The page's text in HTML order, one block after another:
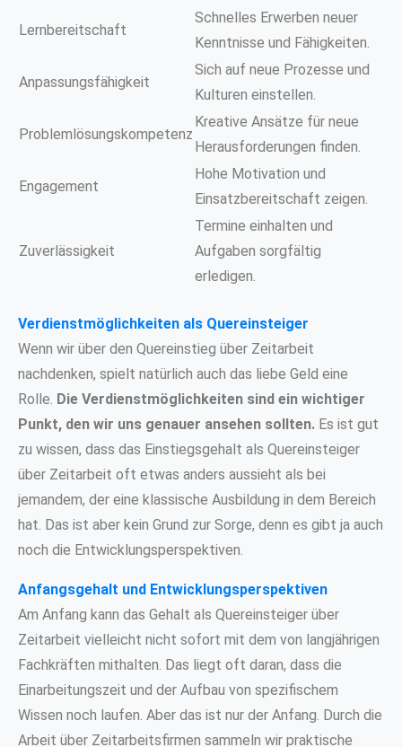
Lernbereitschaft
Schnelles Erwerben neuer
Kenntnisse und Fähigkeiten.
Anpassungsfähigkeit
Sich auf neue Prozesse und
Kulturen einstellen.
Problemlösungskompetenz
Kreative Ansätze für neue
Herausforderungen finden.
Engagement
Hohe Motivation und
Einsatzbereitschaft zeigen.
Zuverlässigkeit
Termine einhalten und
Aufgaben sorgfältig
erledigen.
Verdienstmöglichkeiten als Quereinsteiger
Wenn wir über den Quereinstieg über Zeitarbeit
nachdenken, spielt natürlich auch das liebe Geld eine
Rolle. Die Verdienstmöglichkeiten sind ein wichtiger
Punkt, den wir uns genauer ansehen sollten. Es ist gut
zu wissen, dass das Einstiegsgehalt als Quereinsteiger
über Zeitarbeit oft etwas anders aussieht als bei
jemandem, der eine klassische Ausbildung in dem Bereich
hat. Das ist aber kein Grund zur Sorge, denn es gibt ja auch
noch die Entwicklungsperspektiven.
Anfangsgehalt und Entwicklungsperspektiven
Am Anfang kann das Gehalt als Quereinsteiger über
Zeitarbeit vielleicht nicht sofort mit dem von langjährigen
Fachkräften mithalten. Das liegt oft daran, dass die
Einarbeitungszeit und der Aufbau von spezifischem
Wissen noch laufen. Aber das ist nur der Anfang. Durch die
Arbeit über Zeitarbeitsfirmen sammeln wir praktische